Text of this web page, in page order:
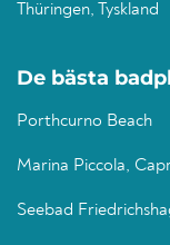
Thüringen, Tyskland
De bästa
Porthcurno Beach
Marina Piccola,
Seebad